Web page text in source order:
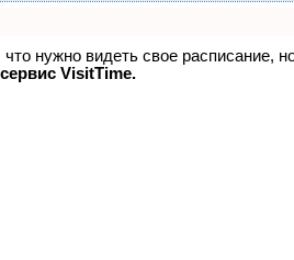
нужно видеть свое расписание,
сервис VisitTime.